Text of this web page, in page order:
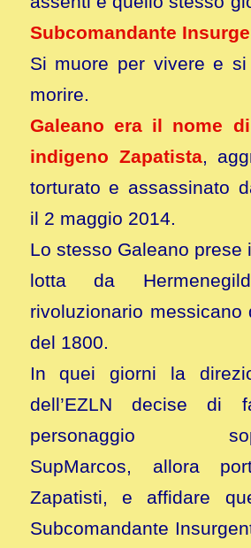
Subcomandante
Si muore per vivere e
morire.
Galeano era il nome
indigeno Zapatista,
torturato e assassinato
il 2 maggio 2014.
Lo stesso Galeano prese
lotta da
rivoluzionario messicano
del 1800.
In quei giorni la
dell’EZLN decise di
personaggio
SupMarcos, allora
Zapatisti, e affidare
Subcomandante